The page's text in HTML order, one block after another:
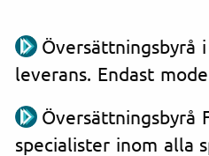
Översättningsbyrå
leverans. Endast
Översättningsbyrå
specialister inom alla